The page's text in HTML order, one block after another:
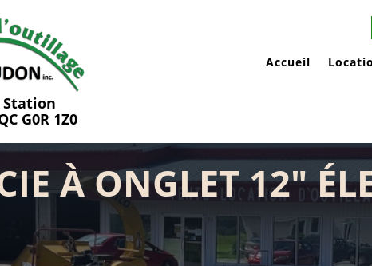
Station
G0R 1Z0
Accueil
À ONGLET 12″